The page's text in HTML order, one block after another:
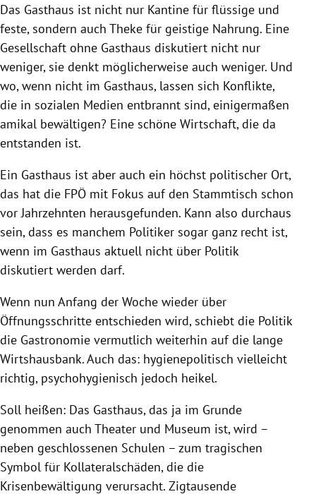
Das Gasthaus ist nicht nur Kantine für flüssige und
feste, sondern auch Theke für geistige Nahrung. Eine
Gesellschaft ohne Gasthaus diskutiert nicht nur
weniger, sie denkt möglicherweise auch weniger. Und
wo, wenn nicht im Gasthaus, lassen sich Konflikte,
die in sozialen Medien entbrannt sind, einigermaßen
amikal bewältigen? Eine schöne Wirtschaft, die da
entstanden ist.
Ein Gasthaus ist aber auch ein höchst politischer Ort,
das hat die FPÖ mit Fokus auf den Stammtisch schon
vor Jahrzehnten herausgefunden. Kann also durchaus
sein, dass es manchem Politiker sogar ganz recht ist,
wenn im Gasthaus aktuell nicht über Politik
diskutiert werden darf.
Wenn nun Anfang der Woche wieder über
Öffnungsschritte entschieden wird, schiebt die Politik
die Gastronomie vermutlich weiterhin auf die lange
Wirtshausbank. Auch das: hygienepolitisch vielleicht
richtig, psychohygienisch jedoch heikel.
Soll heißen: Das Gasthaus, das ja im Grunde
genommen auch Theater und Museum ist, wird –
neben geschlossenen Schulen – zum tragischen
Symbol für Kollateralschäden, die die
Krisenbewältigung verursacht. Zigtausende